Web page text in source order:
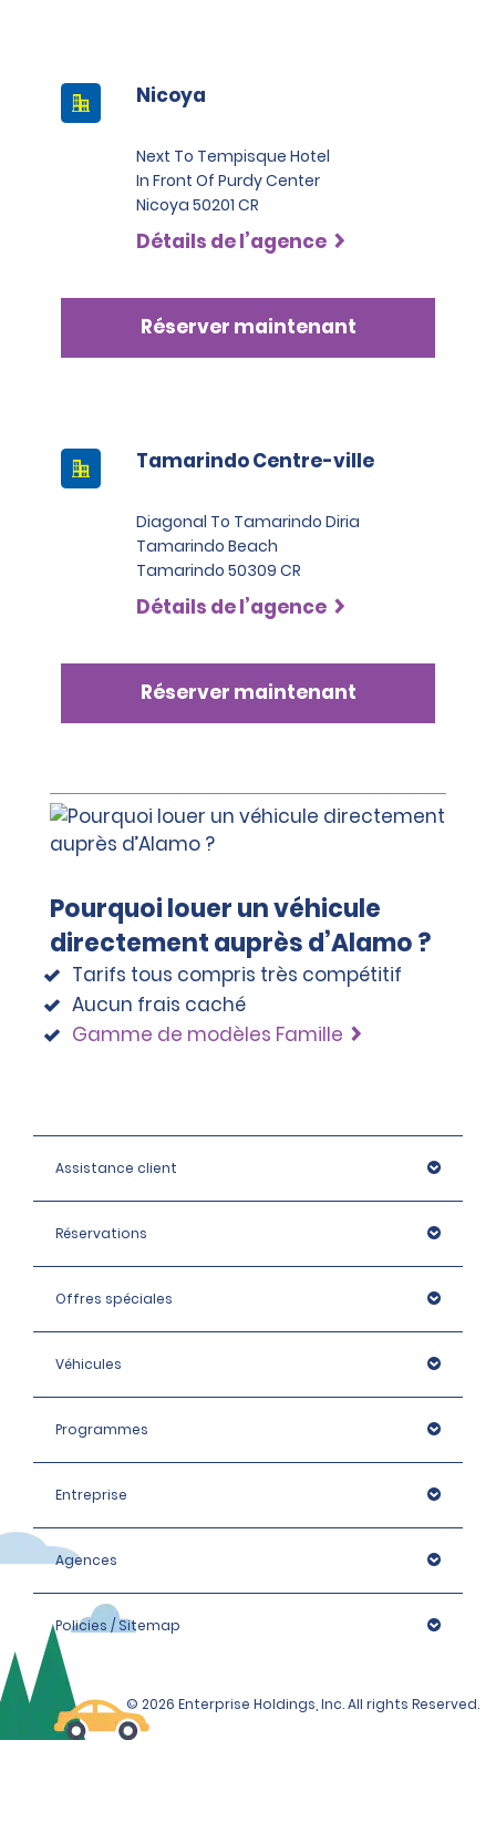
Nicoya
Next To Tempisque Hotel
In Front Of Purdy Center
Nicoya 50201 CR
Détails de l’agence
Réserver maintenant
Tamarindo Centre-ville
Diagonal To Tamarindo Diria
Tamarindo Beach
Tamarindo 50309 CR
Détails de l’agence
Réserver maintenant
Pourquoi louer un véhicule
directement auprès d’Alamo ?
Tarifs tous compris très compétitif
Aucun frais caché
Gamme de modèles Famille
Assistance client
Réservations
Offres spéciales
Véhicules
Programmes
Entreprise
Agences
Policies / Sitemap
© 2026 Enterprise Holdings, Inc. All rights Reserved.